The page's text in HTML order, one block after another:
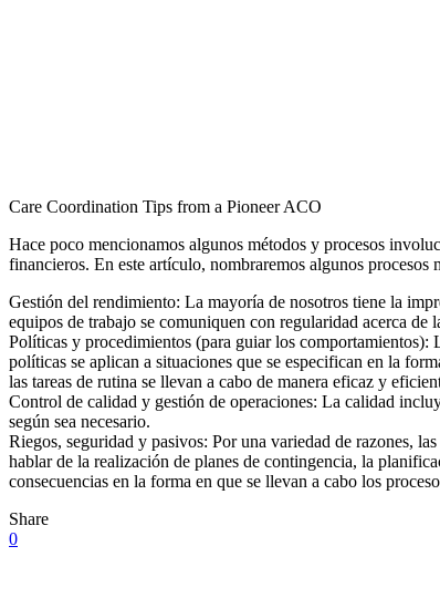
Care Coordination Tips from a Pioneer ACO
Hace poco mencionamos algunos métodos y procesos
financieros. En este artículo, nombraremos algunos procesos
Gestión del rendimiento: La mayoría de nosotros tiene la
equipos de trabajo se comuniquen con regularidad acerca de
Políticas y procedimientos (para guiar los comportamientos):
políticas se aplican a situaciones que se especifican en la
las tareas de rutina se llevan a cabo de manera eficaz y
Control de calidad y gestión de operaciones: La calidad
según sea necesario.
Riegos, seguridad y pasivos: Por una variedad de razones,
hablar de la realización de planes de contingencia, la
consecuencias en la forma en que se llevan a cabo los
Share
0